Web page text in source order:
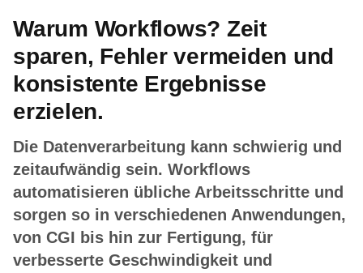
Warum Workflows? Zeit
sparen, Fehler vermeiden und
konsistente Ergebnisse
erzielen.
Die Datenverarbeitung kann schwierig und
zeitaufwändig sein. Workflows
automatisieren übliche Arbeitsschritte und
sorgen so in verschiedenen Anwendungen,
von CGI bis hin zur Fertigung, für
verbesserte Geschwindigkeit und